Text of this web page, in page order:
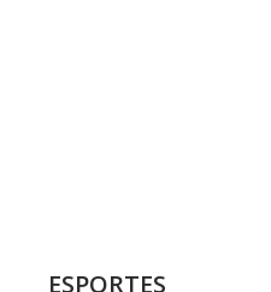
ESPORTES